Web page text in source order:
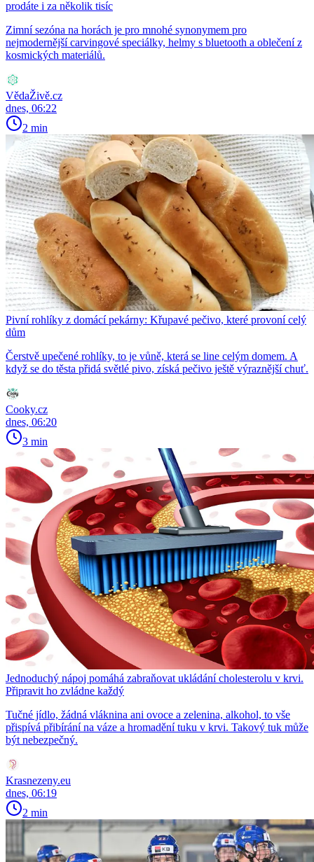
prodáte i za několik tisíc
Zimní sezóna na horách je pro mnohé synonymem pro
nejmodernější carvingové speciálky, helmy s bluetooth a oblečení z
kosmických materiálů.
VědaŽivě.cz
dnes, 06:22
2 min
Pivní rohlíky z domácí pekárny: Křupavé pečivo, které provoní celý
dům
Čerstvě upečené rohlíky, to je vůně, která se line celým domem. A
když se do těsta přidá světlé pivo, získá pečivo ještě výraznější chuť.
Cooky.cz
dnes, 06:20
3 min
Jednoduchý nápoj pomáhá zabraňovat ukládání cholesterolu v krvi.
Připravit ho zvládne každý
Tučné jídlo, žádná vláknina ani ovoce a zelenina, alkohol, to vše
přispívá přibírání na váze a hromadění tuku v krvi. Takový tuk může
být nebezpečný.
Krasnezeny.eu
dnes, 06:19
2 min